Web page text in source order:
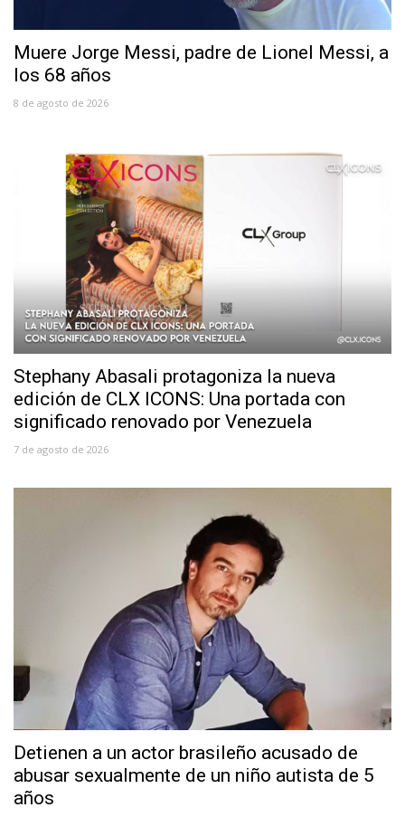
Muere Jorge Messi, padre de Lionel Messi, a
los 68 años
8 de agosto de 2026
Stephany Abasali protagoniza la nueva
edición de CLX ICONS: Una portada con
significado renovado por Venezuela
7 de agosto de 2026
Detienen a un actor brasileño acusado de
abusar sexualmente de un niño autista de 5
años